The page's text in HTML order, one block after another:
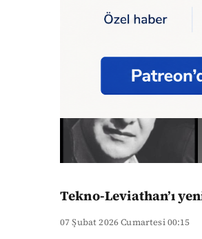
Tekno-Leviathan’ı
07 Şubat 2026 Cumartesi 00:15